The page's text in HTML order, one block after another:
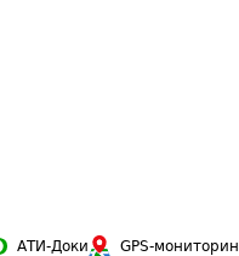
АТИ-Доки GPS-